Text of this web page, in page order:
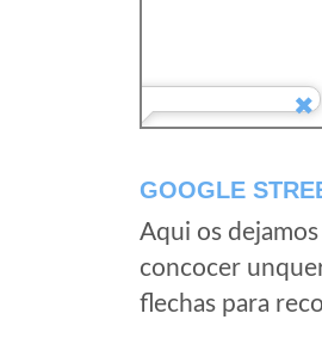
GOOGLE
Aqui os
concocer
flechas para